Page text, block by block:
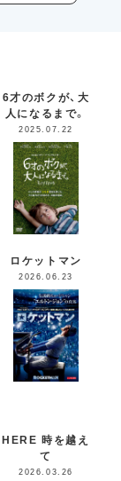
6才のボクが、大
人になるまで。
2025.07.22
ロケットマン
2026.06.23
HERE 時を越え
て
2026.03.26